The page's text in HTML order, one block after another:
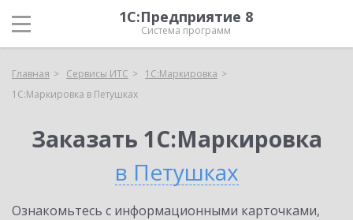
1С:Предприятие 8
Система программ
Главная Сервисы ИТС
1С:Маркировка
1С:Маркировка в Петушках
Заказать 1С:Маркировка
в Петушках
Ознакомьтесь с информационными карточками,